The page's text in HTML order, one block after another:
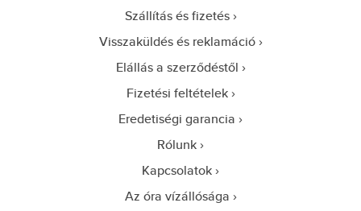
Szállítás és fizetés
Visszaküldés és reklamáció
Elállás a szerződéstől
Fizetési feltételek
Eredetiségi garancia
Rólunk
Kapcsolatok
Az óra vízállósága